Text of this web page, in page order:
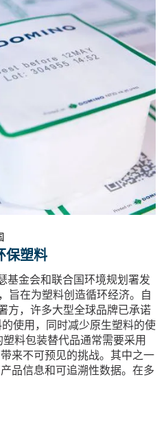
保塑料
基金会和联合国环境规划署发
旨在为塑料创造循环经济。自
方，许多大型全球品牌已承诺
使用，同时减少原生塑料的使
料包装替代品通常需要采用
来不可预见的挑战。其中之一
品信息和可追溯性数据。在多